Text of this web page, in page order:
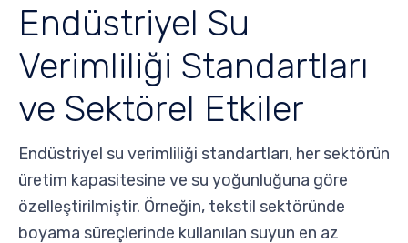
Endüstriyel Su
Verimliliği Standartları
ve Sektörel Etkiler
Endüstriyel su verimliliği standartları, her sektörün
üretim kapasitesine ve su yoğunluğuna göre
özelleştirilmiştir. Örneğin, tekstil sektöründe
boyama süreçlerinde kullanılan suyun en az